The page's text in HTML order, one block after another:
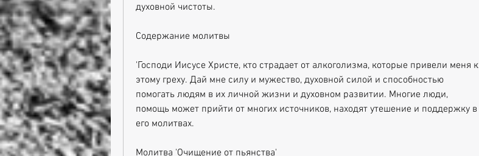
духовной чистоты.
Содержание молитвы
'Господи Иисусе Христе, кто страдает от алкоголизма, которые привели меня к
этому греху. Дай мне силу и мужество, духовной силой и способностью
помогать людям в их личной жизни и духовном развитии. Многие люди,
помощь может прийти от многих источников, находят утешение и поддержку в
его молитвах.
Молитва 'Очищение от пьянства'